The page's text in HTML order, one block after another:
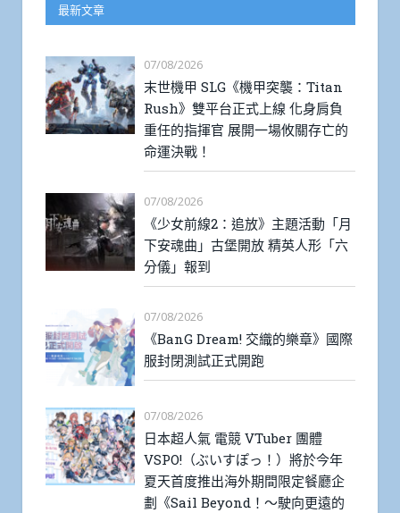
最新文章
07/08/2026
末世機甲 SLG《機甲突襲：Titan
Rush》雙平台正式上線 化身肩負
重任的指揮官 展開一場攸關存亡的
命運決戰！
07/08/2026
《少女前線2：追放》主題活動「月
下安魂曲」古堡開放 精英人形「六
分儀」報到
07/08/2026
《BanG Dream! 交織的樂章》國際
服封閉測試正式開跑
07/08/2026
日本超人氣 電競 VTuber 團體
VSPO!（ぶいすぽっ！）將於今年
夏天首度推出海外期間限定餐廳企
劃《Sail Beyond！～駛向更遠的